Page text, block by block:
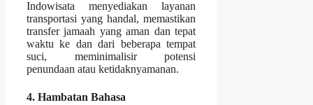
Indowisata menyediakan layanan
transportasi yang handal, memastikan
transfer jamaah yang aman dan tepat
waktu ke dan dari beberapa tempat
suci, meminimalisir potensi
penundaan atau ketidaknyamanan.
4. Hambatan Bahasa